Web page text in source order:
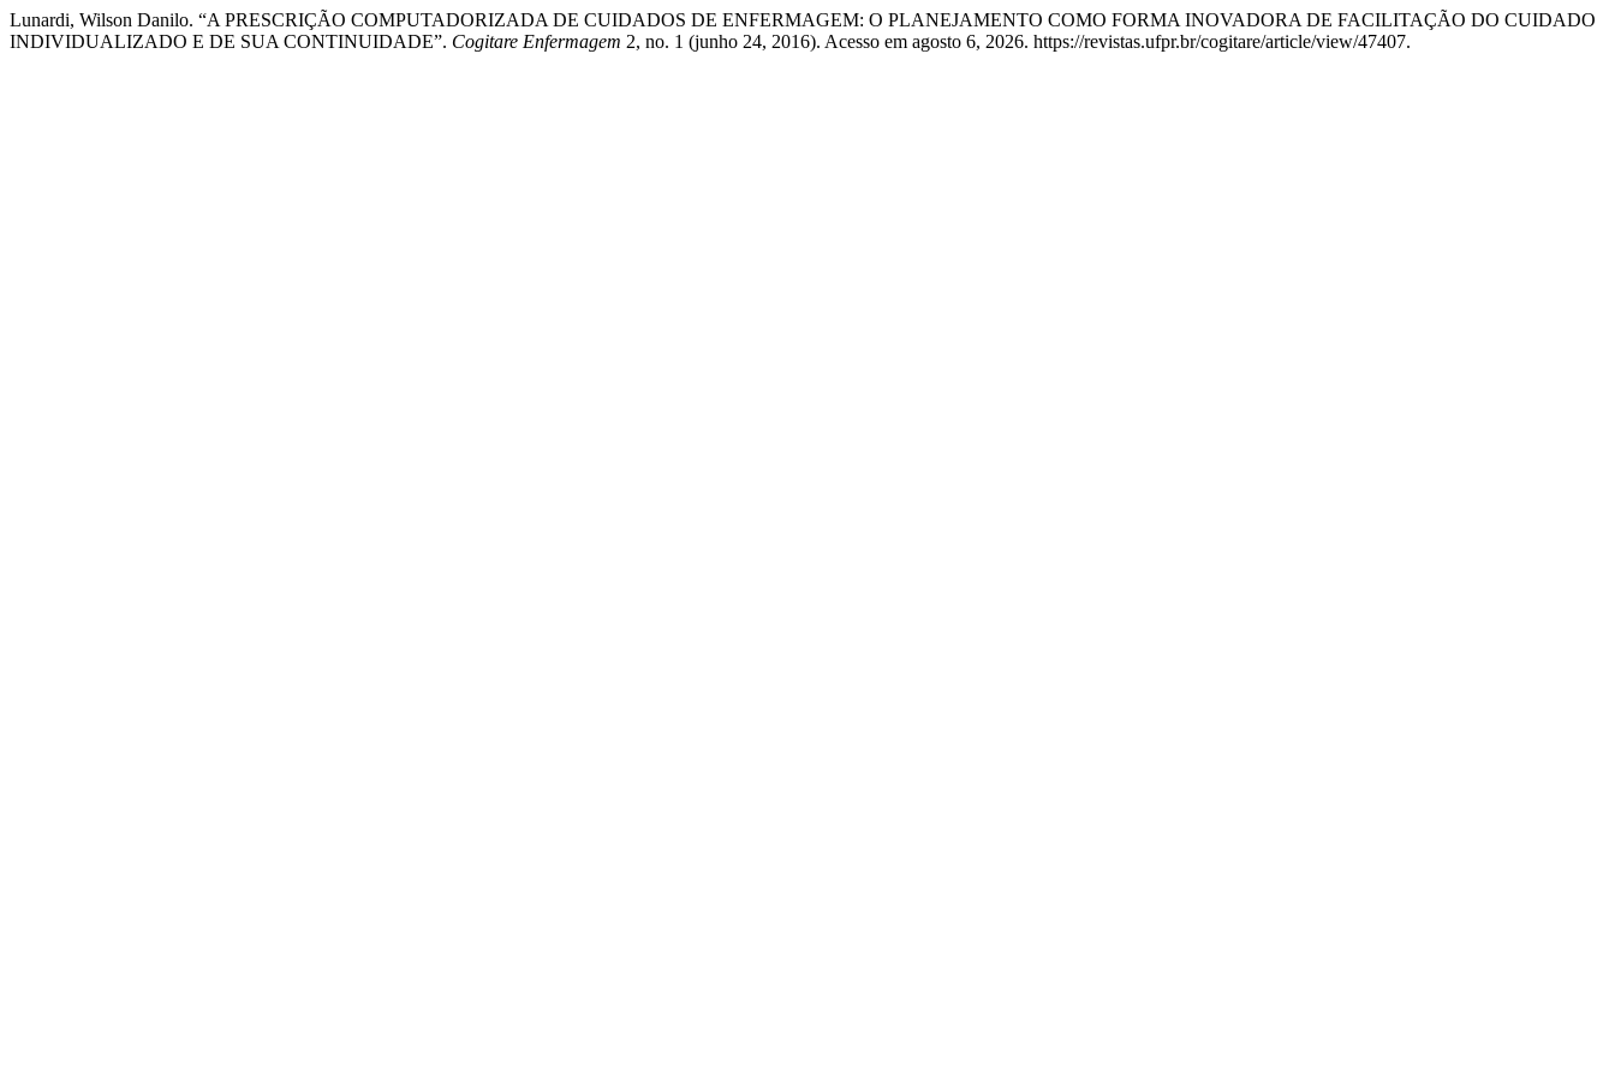
Lunardi, Wilson Danilo. “A PRESCRIÇÃO COMPUTADORIZADA DE CUIDADOS DE ENFERMAGEM: O PLANEJAMENTO COMO FORMA INOVADORA DE FACILITAÇÃO DO CUIDADO
INDIVIDUALIZADO E DE SUA CONTINUIDADE”. Cogitare Enfermagem 2, no. 1 (junho 24, 2016). Acesso em agosto 6, 2026. https://revistas.ufpr.br/cogitare/article/view/47407.